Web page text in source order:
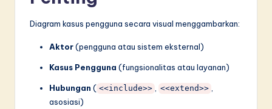
Diagram kasus pengguna secara visual menggambarkan:
Aktor(pengguna atau sistem eksternal)
Kasus Pengguna (fungsionalitas atau layanan)
Hubungan ( <<include>> , <<extend>> ,
asosiasi)